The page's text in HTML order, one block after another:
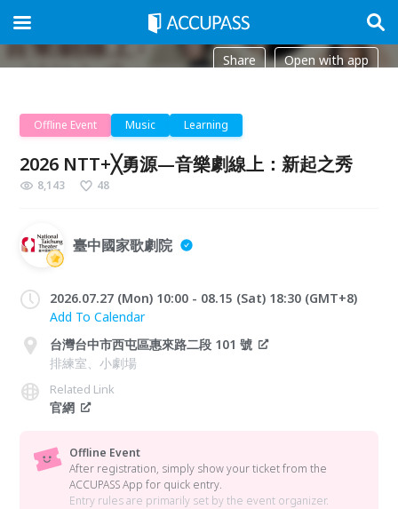
Share Open with app
Offline Event Music Learning
2026 NTT+╳勇源—音樂劇線上：新起之秀
8,143 48
臺中國家歌劇院
2026.07.27 (Mon) 10:00 - 08.15 (Sat) 18:30 (GMT+8)
Add To Calendar
台灣台中市西屯區惠來路二段 101 號
排練室、小劇場
Related Link
官網
Offline Event
After registration, simply show your ticket from the
ACCUPASS App for quick entry.
Entry rules are primarily set by the event organizer.